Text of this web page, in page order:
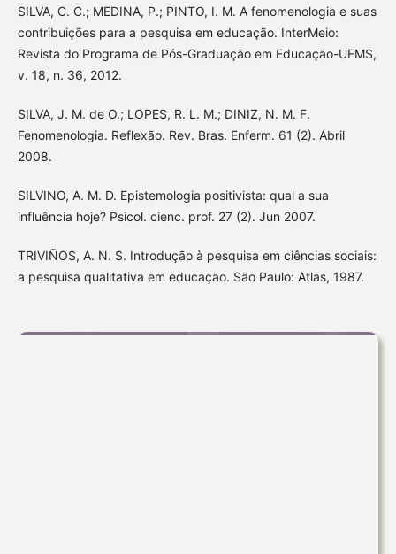
SILVA, C. C.; MEDINA, P.; PINTO, I. M. A fenomenologia e suas
contribuições para a pesquisa em educação. InterMeio:
Revista do Programa de Pós-Graduação em Educação-UFMS,
v. 18, n. 36, 2012.
SILVA, J. M. de O.; LOPES, R. L. M.; DINIZ, N. M. F.
Fenomenologia. Reflexão. Rev. Bras. Enferm. 61 (2). Abril
2008.
SILVINO, A. M. D. Epistemologia positivista: qual a sua
influência hoje? Psicol. cienc. prof. 27 (2). Jun 2007.
TRIVIÑOS, A. N. S. Introdução à pesquisa em ciências sociais:
a pesquisa qualitativa em educação. São Paulo: Atlas, 1987.